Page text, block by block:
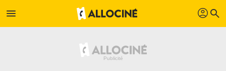
menu profil search